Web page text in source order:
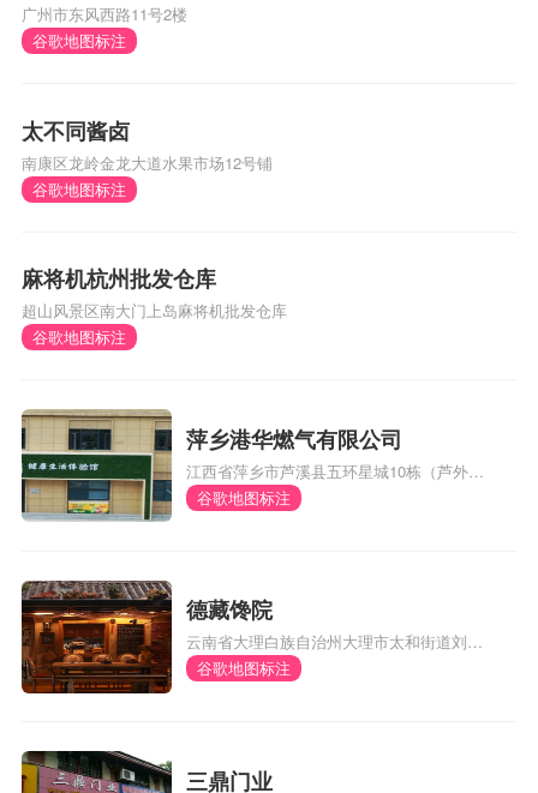
广州市东风西路11号2楼
谷歌地图标注
太不同酱卤
南康区龙岭金龙大道水果市场12号铺
谷歌地图标注
麻将机杭州批发仓库
超山风景区南大门上岛麻将机批发仓库
谷歌地图标注
萍乡港华燃气有限公司
江西省萍乡市芦溪县五环星城10栋（芦外和
体育馆对面）
谷歌地图标注
德藏馋院
云南省大理白族自治州大理市太和街道刘官
厂村委会风阳邑村290号
谷歌地图标注
三鼎门业